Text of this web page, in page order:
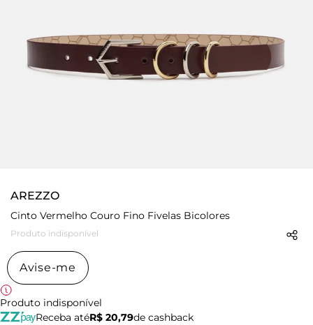
AREZZO
Cinto Vermelho Couro Fino Fivelas Bicolores
Produto indisponível
Avise-me
Produto indisponível
Receba atéR$ 20,79de cashback